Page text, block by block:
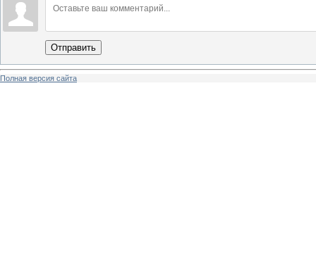
Отправить
Полная версия сайта